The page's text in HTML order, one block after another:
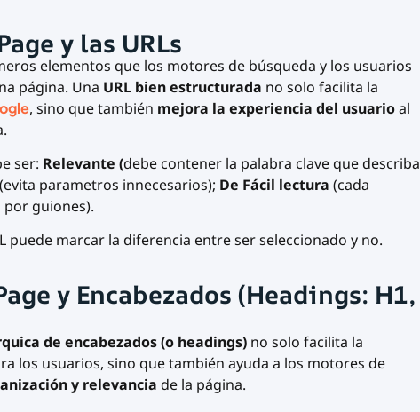
y las URLs
elementos que los motores de búsqueda y los usuarios
página. Una URL bien estructurada no solo facilita la
, sino que también mejora la experiencia del usuarioal
ser: Relevante (debe contener la palabra clave que describa
(evita parametros innecesarios); De Fácil lectura (cada
guiones).
puede marcar la diferencia entre ser seleccionado y no.
y Encabezados (Headings: H1,
de encabezados (o headings)no solo facilita la
los usuarios, sino que también ayuda a los motores de
y relevancia de la página.